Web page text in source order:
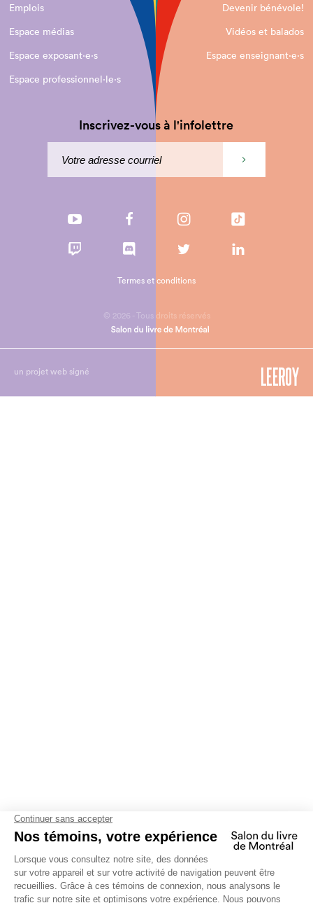
Emplois
Devenir bénévole!
Espace médias
Vidéos et balados
Espace exposant·e⋅s
Espace enseignant·e⋅s
Espace professionnel·le⋅s
Inscrivez-vous à l'infolettre
© 2026 - Tous droits réservés
Termes et conditions
un projet web signé